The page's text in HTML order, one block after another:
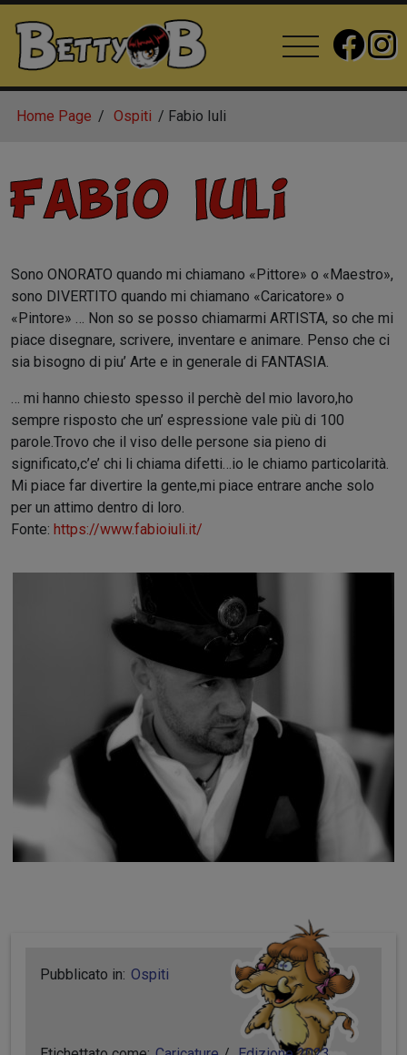
Home Page Ospiti Fabio Iuli
Fabio Iuli
Sono ONORATO quando mi chiamano «Pittore» o «Maestro»,
sono DIVERTITO quando mi chiamano «Caricatore» o
«Pintore» … Non so se posso chiamarmi ARTISTA, so che mi
piace disegnare, scrivere, inventare e animare. Penso che ci
sia bisogno di piu’ Arte e in generale di FANTASIA.
mi hanno chiesto spesso il perchè del mio lavoro,ho
sempre risposto che un’ espressione vale più di 100
parole. Trovo che il viso delle persone sia pieno di
significato,c’e’ chi li chiama difetti…io le chiamo particolarità
Mi piace far divertire la gente,mi piace entrare anche solo
per un attimo dentro di loro.
Fonte: https://www.fabioiuli.it/
Pubblicato in: Ospiti